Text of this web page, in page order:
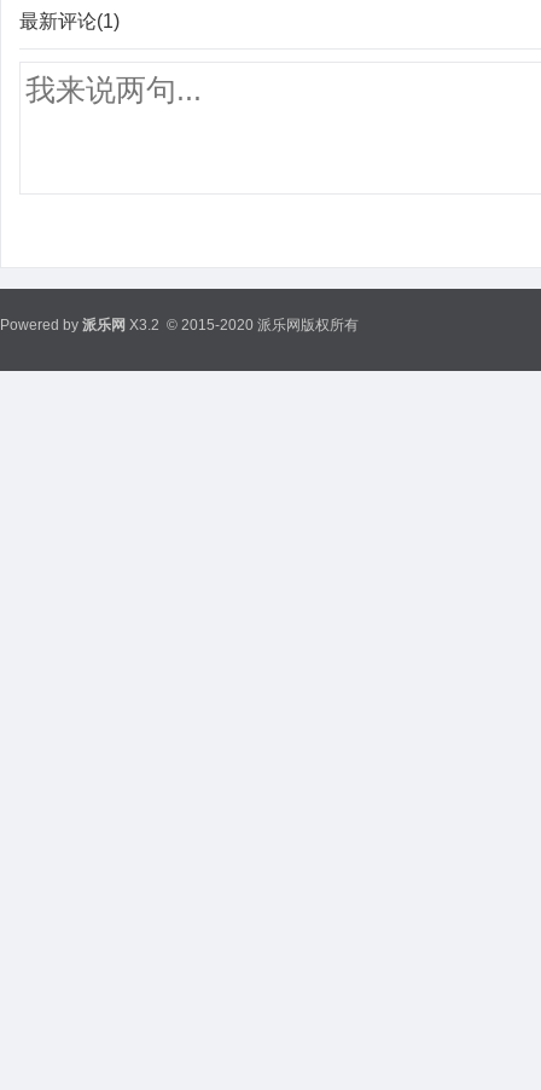
最新评论(1)
Powered by 派乐网 X3.2 © 2015-2020 派乐网版权所有